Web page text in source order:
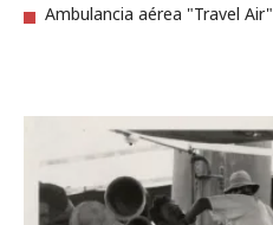
Ambulancia aérea "Travel Air"